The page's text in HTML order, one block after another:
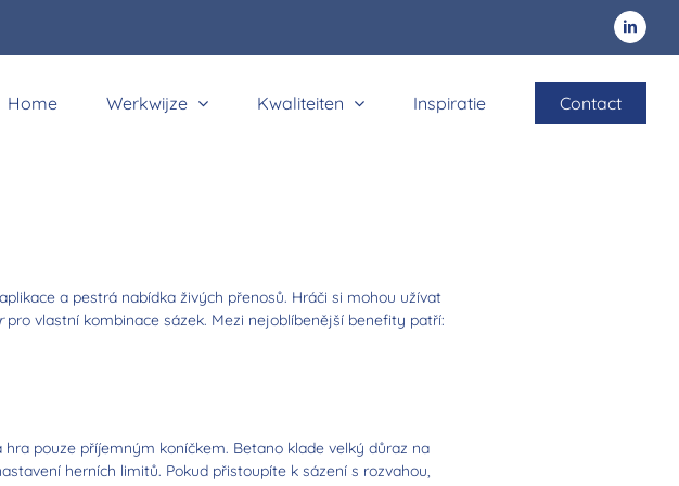
LinkedIn
Home Werkwijze Kwaliteiten Inspiratie Contact
hráči. Pokud hledáte spolehlivou platformu pro sportovní
a pestrá nabídka živých přenosů. Hráči si mohou užívat
pro vlastní kombinace sázek. Mezi nejoblíbenější benefity patří:
pouze příjemným koníčkem. Betano klade velký důraz na
herních limitů. Pokud přistoupíte k sázení s rozvahou,